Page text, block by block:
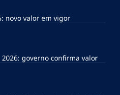
novo valor em vigor
governo confirma valor